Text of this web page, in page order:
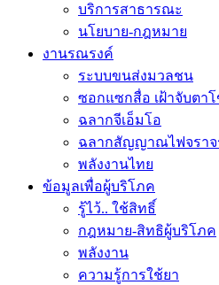
บริการสาธารณะ
นโยบาย-กฎหมาย
งานรณรงค์
ระบบขนส่งมวลชน
ซอกแซกสื่อ เฝ้าจับตา
ฉลากจีเอ็มโอ
ฉลากสัญญาณไฟจราจ
พลังงานไทย
ข้อมูลเพื่อผู้บริโภค
รู้ไว้.. ใช้สิทธิ์
กฎหมาย-สิทธิผู้บริโภค
พลังงาน
ความรู้การใช้ยา